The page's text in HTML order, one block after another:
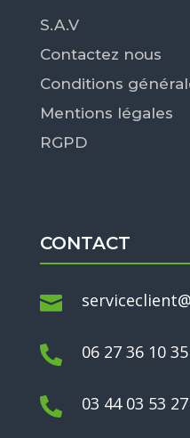
S.A.V
Contactez nous
Conditions
Mentions légales
RGPD
CONTACT

 06 27 36 10 35
 03 44 03 53 27